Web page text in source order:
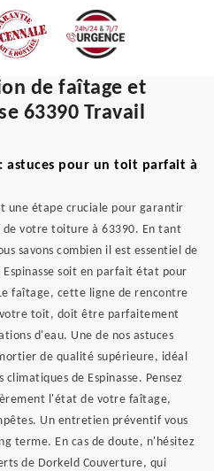
de faîtage et
63390 Travail
astuces pour un toit parfait à
une étape cruciale pour garantir
votre toiture à 63390. En tant
savons combien il est essentiel de
soit en parfait état pour
faîtage, cette ligne de rencontre
toit, doit être parfaitement
d'eau. Une de nos astuces
de qualité supérieure, idéal
de Espinasse. Pensez
l'état de votre faîtage,
Un entretien préventif vous
terme. En cas de doute, n'hésitez
de Dorkeld Couverture, qui